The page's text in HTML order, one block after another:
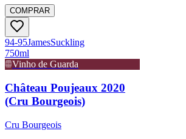
COMPRAR
94-95JamesSuckling
750ml
Vinho de Guarda
Château Poujeaux 2020
(Cru Bourgeois)
Cru Bourgeois